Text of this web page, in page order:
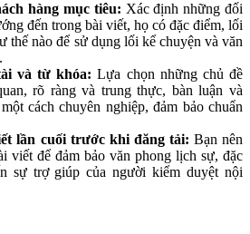
hàng mục tiêu: Xác định những đối
đến trong bài viết, họ có đặc điểm, lối
thế nào để sử dụng lối kể chuyện và văn
và từ khóa:Lựa chọn những chủ đề
rõ ràng và trung thực, bàn luận và
cách chuyên nghiệp, đảm bảo chuẩn
lần cuối trước khi đăng tải: Bạn nên
viết để đảm bảo văn phong lịch sự, đặc
sự trợ giúp của người kiểm duyệt nội